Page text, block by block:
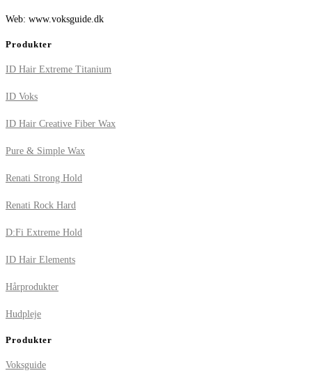
Web: www.voksguide.dk
Produkter
ID Hair Extreme Titanium
ID Voks
ID Hair Creative Fiber Wax
Pure & Simple Wax
Renati Strong Hold
Renati Rock Hard
D:Fi Extreme Hold
ID Hair Elements
Hårprodukter
Hudpleje
Produkter
Voksguide